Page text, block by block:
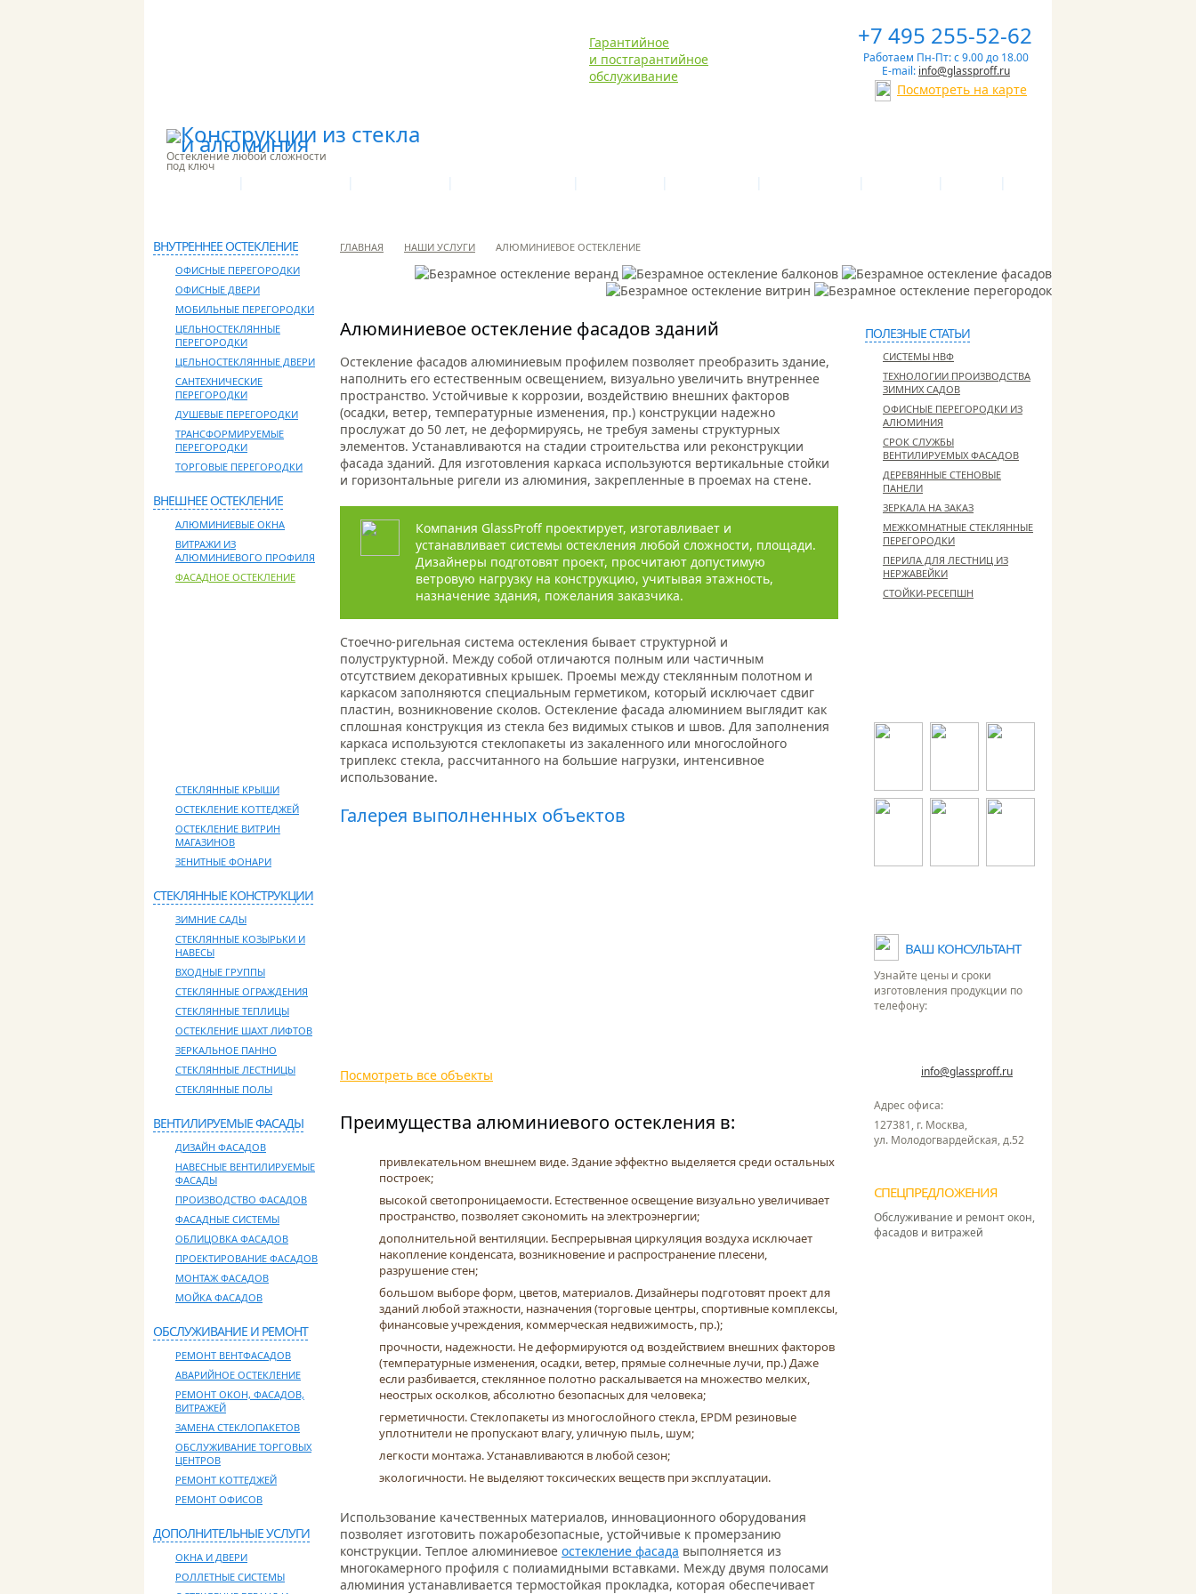
Остекление любой сложности
под ключ
Гарантийное
и постгарантийное
обслуживание
+7 495 255-52-62
Работаем Пн-Пт: с 9.00 до 18.00
E-mail: info@glassproff.ru
Посмотреть на карте
ВНУТРЕННЕЕ ОСТЕКЛЕНИЕ
ОФИСНЫЕ ПЕРЕГОРОДКИ
ОФИСНЫЕ ДВЕРИ
МОБИЛЬНЫЕ ПЕРЕГОРОДКИ
ЦЕЛЬНОСТЕКЛЯННЫЕ
ПЕРЕГОРОДКИ
ЦЕЛЬНОСТЕКЛЯННЫЕ ДВЕРИ
САНТЕХНИЧЕСКИЕ
ПЕРЕГОРОДКИ
ДУШЕВЫЕ ПЕРЕГОРОДКИ
ТРАНСФОРМИРУЕМЫЕ
ПЕРЕГОРОДКИ
ТОРГОВЫЕ ПЕРЕГОРОДКИ
ВНЕШНЕЕ ОСТЕКЛЕНИЕ
АЛЮМИНИЕВЫЕ ОКНА
ВИТРАЖИ ИЗ
АЛЮМИНИЕВОГО ПРОФИЛЯ
ФАСАДНОЕ ОСТЕКЛЕНИЕ
СТЕКЛЯННЫЕ КРЫШИ
ОСТЕКЛЕНИЕ КОТТЕДЖЕЙ
ОСТЕКЛЕНИЕ ВИТРИН
МАГАЗИНОВ
ЗЕНИТНЫЕ ФОНАРИ
СТЕКЛЯННЫЕ КОНСТРУКЦИИ
ЗИМНИЕ САДЫ
СТЕКЛЯННЫЕ КОЗЫРЬКИ И
НАВЕСЫ
ВХОДНЫЕ ГРУППЫ
СТЕКЛЯННЫЕ ОГРАЖДЕНИЯ
СТЕКЛЯННЫЕ ТЕПЛИЦЫ
ОСТЕКЛЕНИЕ ШАХТ ЛИФТОВ
ЗЕРКАЛЬНОЕ ПАННО
СТЕКЛЯННЫЕ ЛЕСТНИЦЫ
СТЕКЛЯННЫЕ ПОЛЫ
ВЕНТИЛИРУЕМЫЕ ФАСАДЫ
ДИЗАЙН ФАСАДОВ
НАВЕСНЫЕ ВЕНТИЛИРУЕМЫЕ
ФАСАДЫ
ПРОИЗВОДСТВО ФАСАДОВ
ФАСАДНЫЕ СИСТЕМЫ
ОБЛИЦОВКА ФАСАДОВ
ПРОЕКТИРОВАНИЕ ФАСАДОВ
МОНТАЖ ФАСАДОВ
МОЙКА ФАСАДОВ
ОБСЛУЖИВАНИЕ И РЕМОНТ
РЕМОНТ ВЕНТФАСАДОВ
АВАРИЙНОЕ ОСТЕКЛЕНИЕ
РЕМОНТ ОКОН, ФАСАДОВ,
ВИТРАЖЕЙ
ЗАМЕНА СТЕКЛОПАКЕТОВ
ОБСЛУЖИВАНИЕ ТОРГОВЫХ
ЦЕНТРОВ
РЕМОНТ КОТТЕДЖЕЙ
РЕМОНТ ОФИСОВ
ДОПОЛНИТЕЛЬНЫЕ УСЛУГИ
ОКНА И ДВЕРИ
РОЛЛЕТНЫЕ СИСТЕМЫ
ГЛАВНАЯ НАШИ УСЛУГИ АЛЮМИНИЕВОЕ ОСТЕКЛЕНИЕ
Алюминиевое остекление фасадов зданий
Остекление фасадов алюминиевым профилем позволяет преобразить здание,
наполнить его естественным освещением, визуально увеличить внутреннее
пространство. Устойчивые к коррозии, воздействию внешних факторов
(осадки, ветер, температурные изменения, пр.) конструкции надежно
прослужат до 50 лет, не деформируясь, не требуя замены структурных
элементов. Устанавливаются на стадии строительства или реконструкции
фасада зданий. Для изготовления каркаса используются вертикальные стойки
и горизонтальные ригели из алюминия, закрепленные в проемах на стене.
Компания GlassProff проектирует, изготавливает и
устанавливает системы остекления любой сложности, площади.
Дизайнеры подготовят проект, просчитают допустимую
ветровую нагрузку на конструкцию, учитывая этажность,
назначение здания, пожелания заказчика.
Стоечно-ригельная система остекления бывает структурной и
полуструктурной. Между собой отличаются полным или частичным
отсутствием декоративных крышек. Проемы между стеклянным полотном и
каркасом заполняются специальным герметиком, который исключает сдвиг
пластин, возникновение сколов. Остекление фасада алюминием выглядит как
сплошная конструкция из стекла без видимых стыков и швов. Для заполнения
каркаса используются стеклопакеты из закаленного или многослойного
триплекс стекла, рассчитанного на большие нагрузки, интенсивное
использование.
Галерея выполненных объектов
Посмотреть все объекты
Преимущества алюминиевого остекления в:
привлекательном внешнем виде. Здание эффектно выделяется среди остальных
построек;
высокой светопроницаемости. Естественное освещение визуально увеличивает
пространство, позволяет сэкономить на электроэнергии;
дополнительной вентиляции. Беспрерывная циркуляция воздуха исключает
накопление конденсата, возникновение и распространение плесени,
разрушение стен;
большом выборе форм, цветов, материалов. Дизайнеры подготовят проект для
зданий любой этажности, назначения (торговые центры, спортивные комплексы,
финансовые учреждения, коммерческая недвижимость, пр.);
прочности, надежности. Не деформируются од воздействием внешних факторов
(температурные изменения, осадки, ветер, прямые солнечные лучи, пр.) Даже
если разбивается, стеклянное полотно раскалывается на множество мелких,
неострых осколков, абсолютно безопасных для человека;
герметичности. Стеклопакеты из многослойного стекла, EPDM резиновые
уплотнители не пропускают влагу, уличную пыль, шум;
легкости монтажа. Устанавливаются в любой сезон;
экологичности. Не выделяют токсических веществ при эксплуатации.
Использование качественных материалов, инновационного оборудования
позволяет изготовить пожаробезопасные, устойчивые к промерзанию
конструкции. Теплое алюминиевое остекление фасада выполняется из
многокамерного профиля с полиамидными вставками. Между двумя полосами
алюминия устанавливается термостойкая прокладка, которая обеспечивает
ПОЛЕЗНЫЕ СТАТЬИ
СИСТЕМЫ НВФ
ТЕХНОЛОГИИ ПРОИЗВОДСТВА
ЗИМНИХ САДОВ
ОФИСНЫЕ ПЕРЕГОРОДКИ ИЗ
АЛЮМИНИЯ
СРОК СЛУЖБЫ
ВЕНТИЛИРУЕМЫХ ФАСАДОВ
ДЕРЕВЯННЫЕ СТЕНОВЫЕ
ПАНЕЛИ
ЗЕРКАЛА НА ЗАКАЗ
МЕЖКОМНАТНЫЕ СТЕКЛЯННЫЕ
ПЕРЕГОРОДКИ
ПЕРИЛА ДЛЯ ЛЕСТНИЦ ИЗ
НЕРЖАВЕЙКИ
СТОЙКИ-РЕСЕПШН
ВАШ КОНСУЛЬТАНТ
Узнайте цены и сроки
изготовления продукции по
телефону:
info@glassproff.ru
Адрес офиса:
127381, г. Москва,
ул. Молодогвардейская, д.52
СПЕЦПРЕДЛОЖЕНИЯ
Обслуживание и ремонт окон,
фасадов и витражей